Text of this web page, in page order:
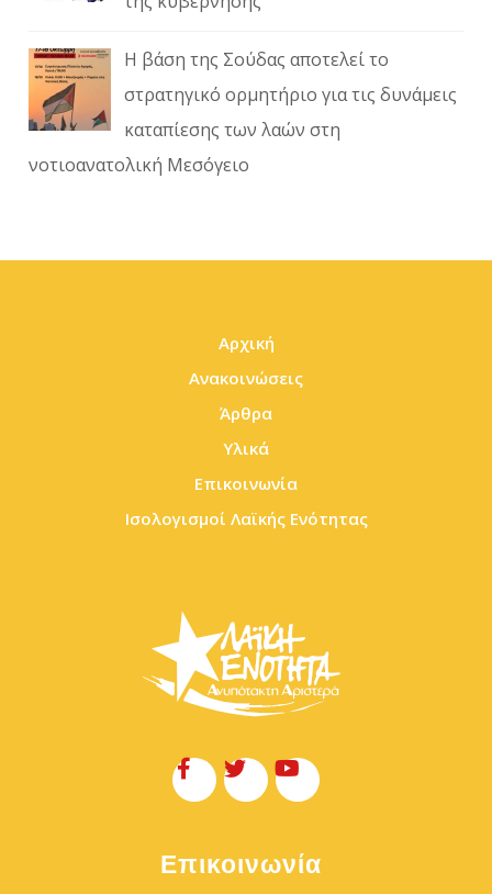
Η βάση της Σούδας αποτελεί το
στρατηγικό ορμητήριο για τις δυνάμεις
καταπίεσης των λαών στη
νοτιοανατολική Μεσόγειο
Αρχική
Ανακοινώσεις
Άρθρα
Υλικά
Επικοινωνία
Ισολογισμοί Λαϊκής Ενότητας
Επικοινωνία